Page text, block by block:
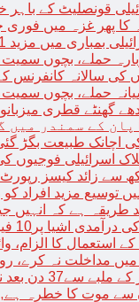
قونصلیٹ کے
کا پھر غزہ میں فوری
میں مزید 131 فلسطینی شہید
سمیت 37 فلسطینی شہید
کی سالانہ کانفرنس
سمیت 32 فلسطینی شہید
گھنٹے قطری
کے سمندر میں
فوجیوں کی تعداد
سے زائد کیسز رپورٹ
توسیع مزید افراد
اشیا پر10 فیصد فیس کی چھوٹ
کے استعمال کا
میں مداخلت نہ کرے،
زندہ مل گیا
سے موت کا خطرہ